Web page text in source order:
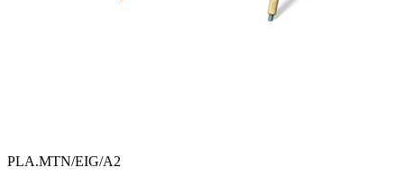
PLA.MTN/EIG/A2